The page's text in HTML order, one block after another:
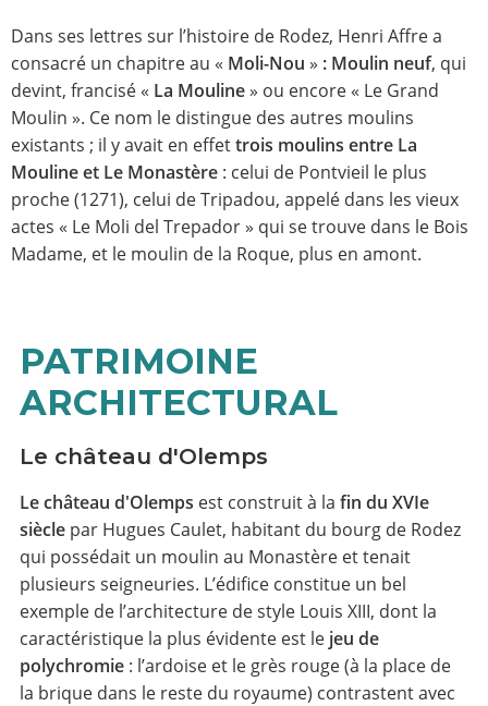
Dans ses lettres sur l’histoire de Rodez, Henri Affre a
consacré un chapitre au « Moli-Nou » : Moulin neuf, qui
devint, francisé « La Mouline» ou encore « Le Grand
Moulin ». Ce nom le distingue des autres moulins
existants ; il y avait en effettrois moulins entre La
Mouline et Le Monastère : celui de Pontvieil le plus
proche (1271), celui de Tripadou, appelé dans les vieux
actes « Le Moli del Trepador » qui se trouve dans le Bois
Madame, et le moulin de la Roque, plus en amont.
PATRIMOINE
ARCHITECTURAL
Le château d'Olemps
Le château d'Olemps est construit à la fin du XVIe
siècle par Hugues Caulet, habitant du bourg de Rodez
qui possédait un moulin au Monastère et tenait
plusieurs seigneuries. L’édifice constitue un bel
exemple de l’architecture de style Louis XIII, dont la
caractéristique la plus évidente est le jeu de
polychromie : l’ardoise et le grès rouge (à la place de
la brique dans le reste du royaume) contrastent avec